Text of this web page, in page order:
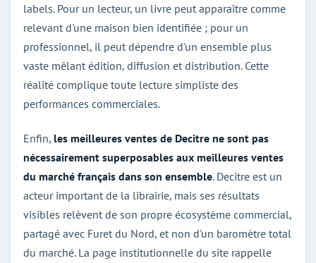
labels. Pour un lecteur, un livre peut apparaître comme
relevant d'une maison bien identifiée ; pour un
professionnel, il peut dépendre d'un ensemble plus
vaste mêlant édition, diffusion et distribution. Cette
réalité complique toute lecture simpliste des
performances commerciales.
Enfin, les meilleures ventes de Decitre ne sont pas
nécessairement superposables aux meilleures ventes
du marché français dans son ensemble. Decitre est un
acteur important de la librairie, mais ses résultats
visibles relèvent de son propre écosystème commercial,
partagé avec Furet du Nord, et non d'un baromètre total
du marché. La page institutionnelle du site rappelle